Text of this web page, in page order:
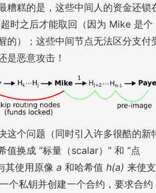
糟糕的是，这些中间人的资金还锁
时之后才能取回（因为 Mike 是个
的）；这些中间节点无法区分支付
是恶意攻击！
这个问题（同时引入许多很酷的新
值换成 “标量（scalar）” 和 “点
其使用原像 a 和哈希值 h(a) 来使支
个私钥并创建一个合约，要求合约